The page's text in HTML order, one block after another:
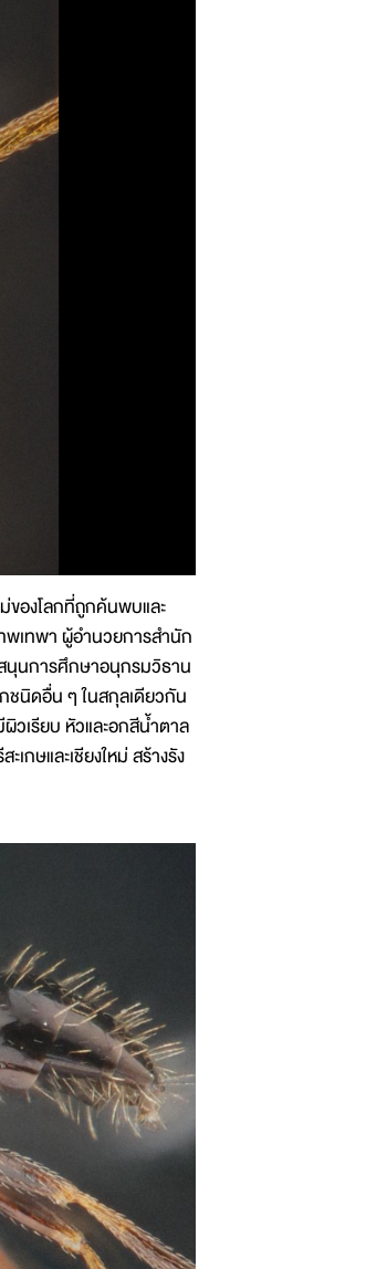
ของโลกที่ถูกค้นพบและ
พเทพา ผู้อำนวยการสำนัก
นการศึกษาอนุกรมวิธาน
ชนิดอื่น ๆ ในสกุลเดียวกัน
วเรียบ หัวและอกสีน้ำตาล
ษและเชียงใหม่ สร้างรัง